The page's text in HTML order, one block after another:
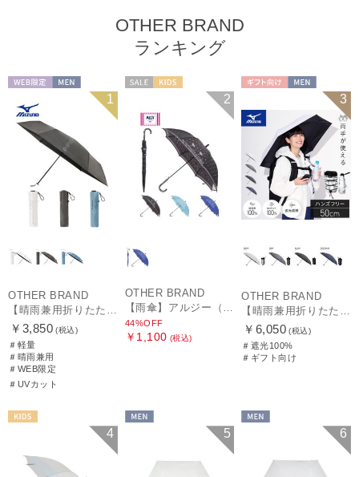
OTHER BRAND
ランキング
1
OTHER BRAND
【晴雨兼用折りたたみ日傘】ミズノ（MIZUNO）ワンポイントロゴ 一級遮光99.99% 遮熱 UV99％以上 晴雨兼用 軽量
￥3,850 (税込)
＃軽量
＃晴雨兼用
＃WEB限定
＃UVカット
2
OTHER BRAND
【雨傘】アルジー（ALGY）ドット 長傘 【公式ムーンバット】 キッズ 子供傘 55cm 58cm 55cmは窓付き
44%OFF
￥1,100 (税込)
3
OTHER BRAND
【晴雨兼用折りたたみ日傘】ミズノ（MIZUNO）ハンズフリー 遮光100% 遮熱 UV100％ 軽量
￥6,050 (税込)
＃遮光100%
＃ギフト向け
4 5 6